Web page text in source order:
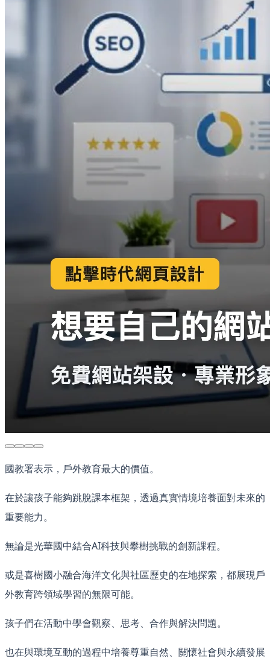
國教署表示，戶外教育最大的價值。
在於讓孩子能夠跳脫課本框架，透過真實情境培養面對未來的
重要能力。
無論是光華國中結合AI科技與攀樹挑戰的創新課程。
或是喜樹國小融合海洋文化與社區歷史的在地探索，都展現戶
外教育跨領域學習的無限可能。
孩子們在活動中學會觀察、思考、合作與解決問題。
也在與環境互動的過程中培養尊重自然、關懷社會與永續發展